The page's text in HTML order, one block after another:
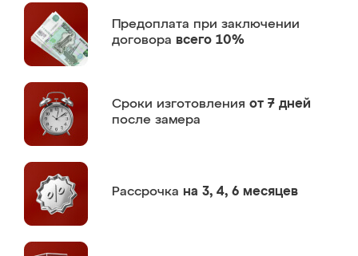
Предоплата при заключении
договора всего 10%
Сроки изготовления от 7 дней
после замера
Рассрочка на 3, 4, 6 месяцев